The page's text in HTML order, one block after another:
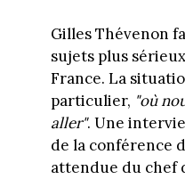
Gilles Thévenon
sujets plus
France. La
particulier, "où
aller". Une
de la conférence
attendue du chef